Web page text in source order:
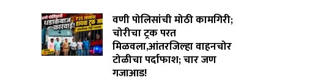
वणी पोलिसांची मोठी कामगिरी;
चोरीचा ट्रक परत
मिळवला,आंतरजिल्हा वाहनचोर
टोळीचा पर्दाफाश; चार जण
गजाआड!